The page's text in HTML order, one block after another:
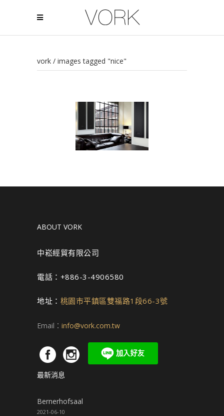
vork / images tagged "nice"
ABOUT VORK
中崧經貿有限公司
電話：+886-3-4906580
地址： 桃園市平鎮區雙福路1段66-3號
Email： info@vork.com.tw
最新消息
Bernerhofsaal
2021-06-10